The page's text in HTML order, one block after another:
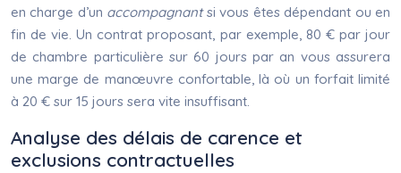
en charge d’un accompagnantsi vous êtes dépendant ou en
fin de vie. Un contrat proposant, par exemple, 80 € par jour
de chambre particulière sur 60 jours par an vous assurera
une marge de manœuvre confortable, là où un forfait limité
à 20 € sur 15 jours sera vite insuffisant.
Analyse des délais de carence et
exclusions contractuelles